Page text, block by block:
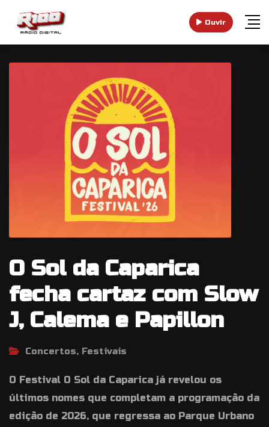
Ouvir
O Sol da Caparica
fecha cartaz com Slow
J, Calema e Papillon
Concertos, Festivais
O Festival O Sol da Caparica já revelou os
últimos nomes que completam a programação da
edição de 2026, que regressa ao Parque Urbano